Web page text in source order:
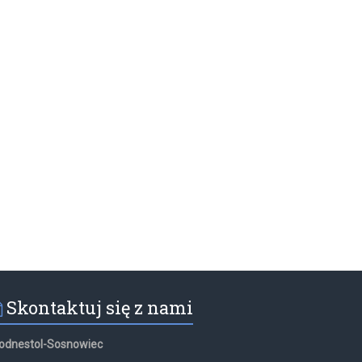
Skontaktuj się z nami
Sosnowiec